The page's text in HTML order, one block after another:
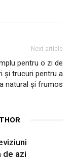
Next article
pentru o zi de
și trucuri pentru a
natural și frumos
de azi